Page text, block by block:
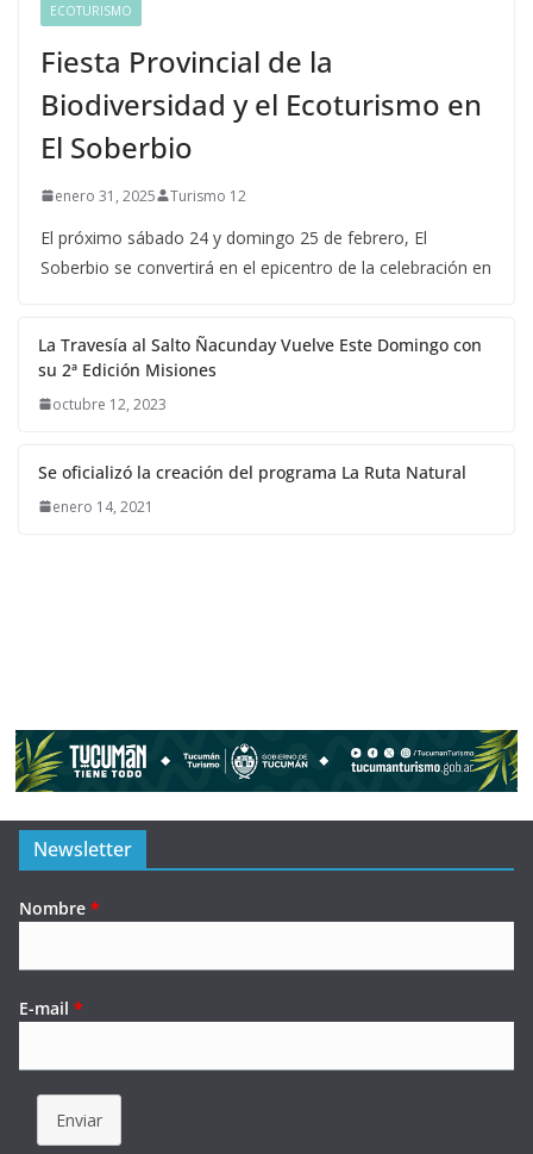
ECOTURISMO
Fiesta Provincial de la
Biodiversidad y el Ecoturismo en
El Soberbio
enero 31, 2025 Turismo 12
El próximo sábado 24 y domingo 25 de febrero, El
Soberbio se convertirá en el epicentro de la celebración en
La Travesía al Salto Ñacunday Vuelve Este Domingo con
su 2ª Edición Misiones
octubre 12, 2023
Se oficializó la creación del programa La Ruta Natural
enero 14, 2021
Newsletter
Nombre *
E-mail *
Enviar